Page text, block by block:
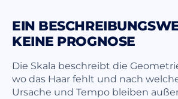
EIN
KEINE PROGNOSE
Die Skala beschreibt die
wo das Haar fehlt und nach
Ursache und Tempo bleiben